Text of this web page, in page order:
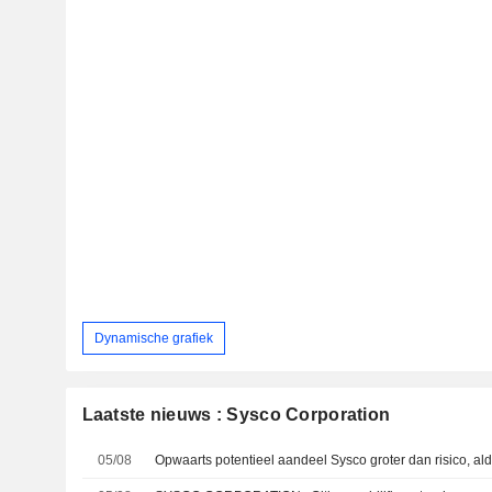
Dynamische grafiek
Laatste nieuws : Sysco Corporation
05/08 Opwaarts potentieel aandeel Sysco groter dan risico,